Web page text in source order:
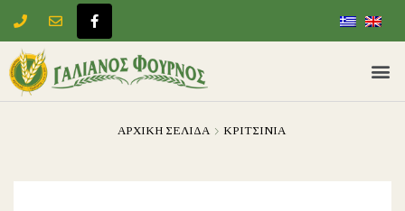
ΑΡΧΙΚΉ ΣΕΛΊΔΑ ΚΡΙΤΣΙΝΙΑ